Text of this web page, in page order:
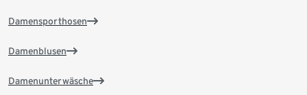
Damensporthosen
Damenblusen
Damenunterwäsche